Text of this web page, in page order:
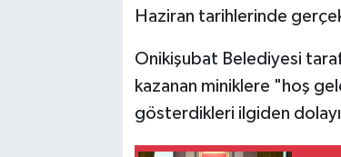
Haziran tarihlerinde
Onikişubat Belediyesi
kazanan miniklere "hoş
gösterdikleri ilgiden